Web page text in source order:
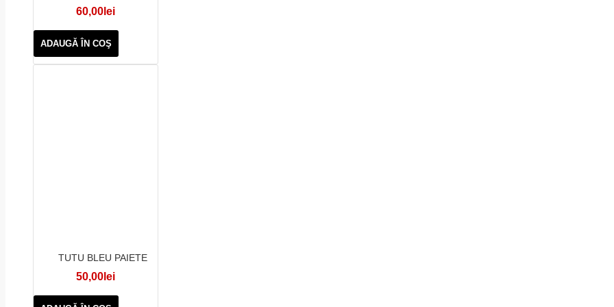
60,00lei
ADAUGĂ ÎN COŞ
TUTU BLEU PAIETE
50,00lei